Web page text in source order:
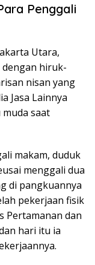
Penggali
Utara,
hiruk-
nisan yang
Jasa Lainnya
muda saat
makam, duduk
menggali dua
di pangkuannya
pekerjaan fisik
Pertamanan dan
hari itu ia